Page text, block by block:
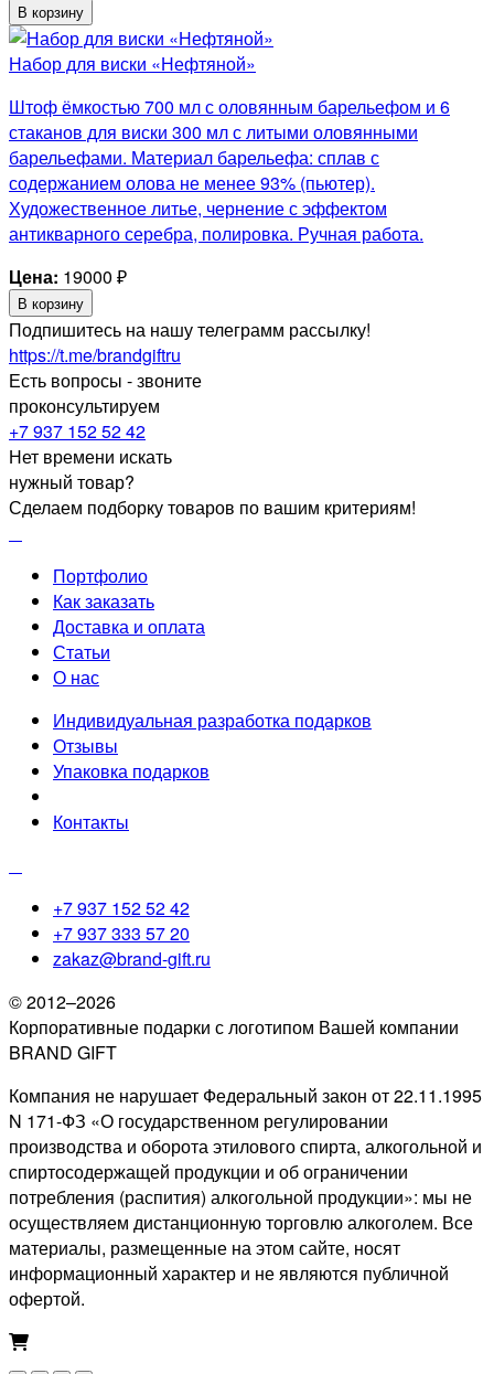
В корзину
Набор для виски «Нефтяной»
Штоф ёмкостью 700 мл с оловянным барельефом и 6
стаканов для виски 300 мл с литыми оловянными
барельефами. Материал барельефа: сплав с
содержанием олова не менее 93% (пьютер).
Художественное литье, чернение с эффектом
антикварного серебра, полировка. Ручная работа.
Цена: 19000 ₽
В корзину
Подпишитесь на нашу телеграмм рассылку!
https://t.me/brandgiftru
Есть вопросы - звоните
проконсультируем
+7 937 152 52 42
Нет времени искать
нужный товар?
Сделаем подборку товаров по вашим критериям!
Портфолио
Как заказать
Доставка и оплата
Статьи
О нас
Индивидуальная разработка подарков
Отзывы
Упаковка подарков
Контакты
+7 937 152 52 42
+7 937 333 57 20
zakaz@brand-gift.ru
© 2012–2026
Корпоративные подарки с логотипом Вашей компании
BRAND GIFT
Компания не нарушает Федеральный закон от 22.11.1995
N 171-ФЗ «О государственном регулировании
производства и оборота этилового спирта, алкогольной и
спиртосодержащей продукции и об ограничении
потребления (распития) алкогольной продукции»: мы не
осуществляем дистанционную торговлю алкоголем. Все
материалы, размещенные на этом сайте, носят
информационный характер и не являются публичной
офертой.